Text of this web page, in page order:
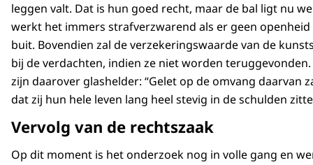
leggen valt. Dat is hun goed recht, maar de bal ligt nu
werkt het immers strafverzwarend als er geen
buit. Bovendien zal de verzekeringswaarde van de
bij de verdachten, indien ze niet worden
zijn daarover glashelder: “Gelet op de omvang daarvan
dat zij hun hele leven lang heel stevig in de schulden
Vervolg van de rechtszaak
Op dit moment is het onderzoek nog in volle gang en